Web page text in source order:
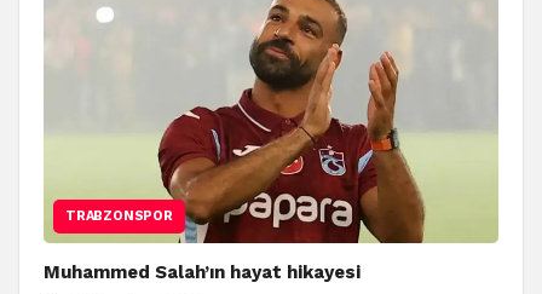
TRABZONSPOR
Muhammed Salah’ın hayat hikayesi